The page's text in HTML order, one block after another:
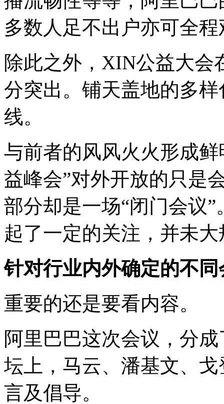
多数人足不出户亦可全
除此之外，XIN公益大会
分突出。铺天盖地的多
线。
与前者的风风火火形成
益峰会”对外开放的只是
部分却是一场“闭门会议
起了一定的关注，并未
针对行业内外确定的不同
重要的还是要看内容。
阿里巴巴这次会议，分
坛上，马云、潘基文、
言及倡导。